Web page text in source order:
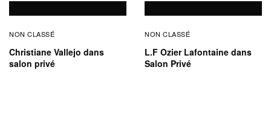
NON CLASSÉ
Christiane Vallejo dans
salon privé
NON CLASSÉ
L.F Ozier Lafontaine dans
Salon Privé